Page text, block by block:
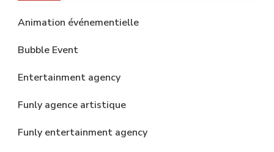
Animation événementielle
Bubble Event
Entertainment agency
Funly agence artistique
Funly entertainment agency